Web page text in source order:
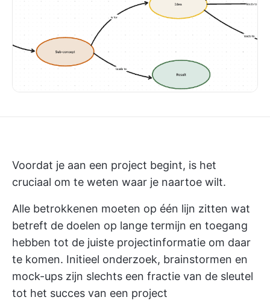
Voordat je aan een project begint, is het
cruciaal om te weten waar je naartoe wilt.
Alle betrokkenen moeten op één lijn zitten wat
betreft de doelen op lange termijn en toegang
hebben tot de juiste projectinformatie om daar
te komen. Initieel onderzoek, brainstormen en
mock-ups zijn slechts een fractie van de sleutel
tot het succes van een project